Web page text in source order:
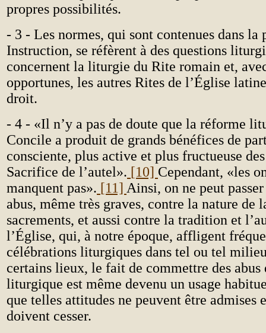
propres possibilités.
- 3 - Les normes, qui sont contenues dans la
Instruction, se réfèrent à des questions
concernent la liturgie du Rite romain et,
opportunes, les autres Rites de l’Église
droit.
- 4 - «Il n’y a pas de doute que la réforme
Concile a produit de grands bénéfices de
consciente, plus active et plus fructueuse
Sacrifice de l’autel». [10] Cependant, «les
manquent pas». [11] Ainsi, on ne peut
abus, même très graves, contre la nature de
sacrements, et aussi contre la tradition et
l’Église, qui, à notre époque, affligent
célébrations liturgiques dans tel ou tel
certains lieux, le fait de commettre des abus
liturgique est même devenu un usage
que telles attitudes ne peuvent être admises
doivent cesser.